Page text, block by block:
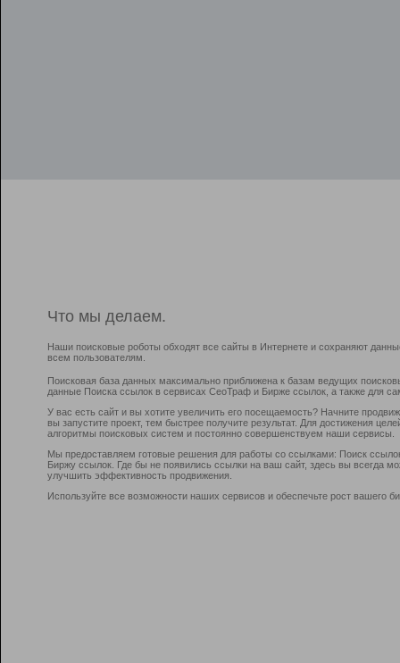
Что мы делаем.
Наши поисковые роботы обходят все сайты в Интернете и сохраняют
всем пользователям.
Поисковая база данных максимально приближена к базам ведущих
данные Поиска ссылок в сервисах СеоТраф и Бирже ссылок, а также для
У вас есть сайт и вы хотите увеличить его посещаемость? Начните
вы запустите проект, тем быстрее получите результат. Для достижения
алгоритмы поисковых систем и постоянно совершенствуем наши сервисы.
Мы предоставляем готовые решения для работы со ссылками: Поиск
Биржу ссылок. Где бы не появились ссылки на ваш сайт, здесь вы всегда
улучшить эффективность продвижения.
Используйте все возможности наших сервисов и обеспечьте рост вашего